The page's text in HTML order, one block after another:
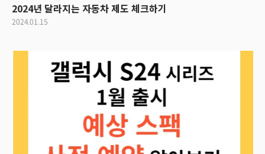
2024년 달라지는 자동차 제도 체크하기
2024.01.15